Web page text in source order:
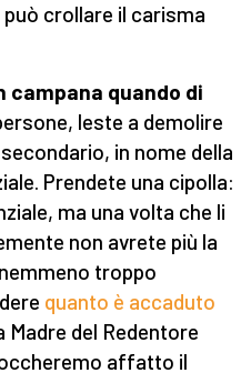
crollare il carisma
campana quando di
leste a demolire
in nome della
Prendete una cipolla:
ma una volta che li
non avrete più la
troppo
quanto è accaduto
Madre del Redentore
affatto il